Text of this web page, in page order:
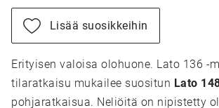
Lisää suosikkeihin
Erityisen valoisa olohuone. Lato 136 -
tilaratkaisu mukailee suositun Lato
pohjaratkaisua. Neliöitä on nipistetty